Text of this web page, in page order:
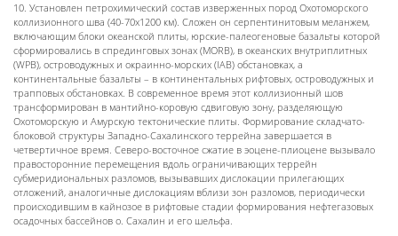
10. Установлен петрохимический состав изверженных пород Охотоморского
коллизионного шва (40-70х1200 км). Сложен он серпентинитовым меланжем,
включающим блоки океанской плиты, юрские-палеогеновые базальты которой
сформировались в спрединговых зонах (MORB), в океанских внутриплитных
(WPB), островодужных и окраинно-морских (IAB) обстановках, а
континентальные базальты – в континентальных рифтовых, островодужных и
трапповых обстановках. В современное время этот коллизионный шов
трансформирован в мантийно-коровую сдвиговую зону, разделяющую
Охотоморскую и Амурскую тектонические плиты. Формирование складчато-
блоковой структуры Западно-Сахалинского террейна завершается в
четвертичное время. Северо-восточное сжатие в эоцене-плиоцене вызывало
правосторонние перемещения вдоль ограничивающих террейн
субмеридиональных разломов, вызывавших дислокации прилегающих
отложений, аналогичные дислокациям вблизи зон разломов, периодически
происходившим в кайнозое в рифтовые стадии формирования нефтегазовых
осадочных бассейнов о. Сахалин и его шельфа.